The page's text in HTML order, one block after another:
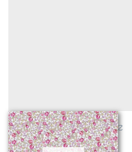
Liberty Eloise rose
(CLASSIQUE)